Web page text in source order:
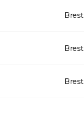
Brest
Brest
Brest